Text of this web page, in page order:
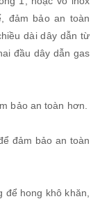
đảm bảo an toàn
dài dây dẫn từ
đầu dây dẫn gas
bảo an toàn hơn.
đảm bảo an toàn
hong khô khăn,